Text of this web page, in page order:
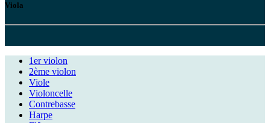
Viola
1er violon
2ème violon
Viole
Violoncelle
Contrebasse
Harpe